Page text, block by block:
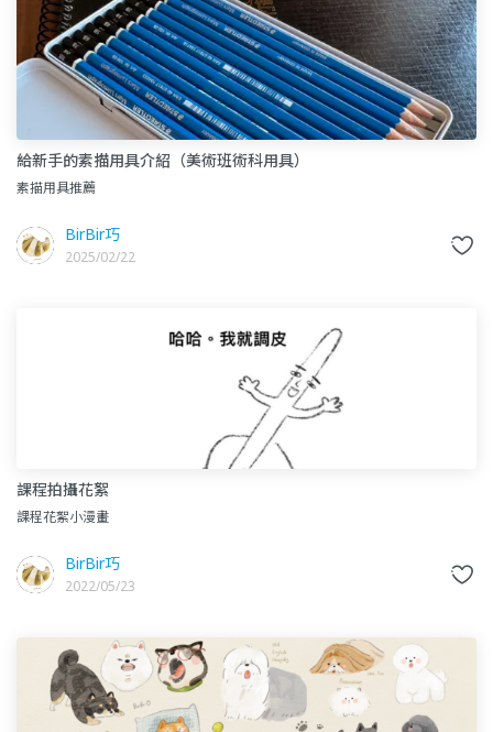
給新手的素描用具介紹（美術班術科用具）
素描用具推薦
BirBir巧
2025/02/22
課程拍攝花絮
課程花絮小漫畫
BirBir巧
2022/05/23